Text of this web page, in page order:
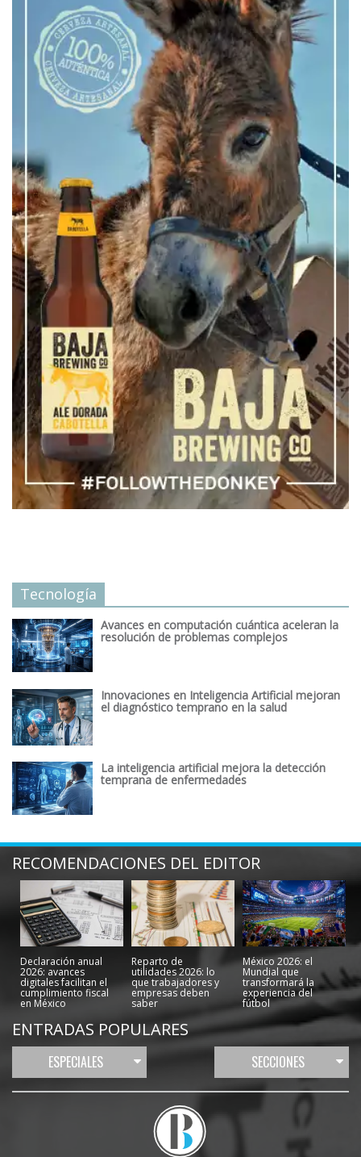
Tecnología
Avances en computación cuántica aceleran la
resolución de problemas complejos
Innovaciones en Inteligencia Artificial mejoran
el diagnóstico temprano en la salud
La inteligencia artificial mejora la detección
temprana de enfermedades
RECOMENDACIONES DEL EDITOR
Declaración anual
2026: avances
digitales facilitan el
cumplimiento fiscal
en México
Reparto de
utilidades 2026: lo
que trabajadores y
empresas deben
saber
México 2026: el
Mundial que
transformará la
experiencia del
fútbol
ENTRADAS POPULARES
ESPECIALES SECCIONES